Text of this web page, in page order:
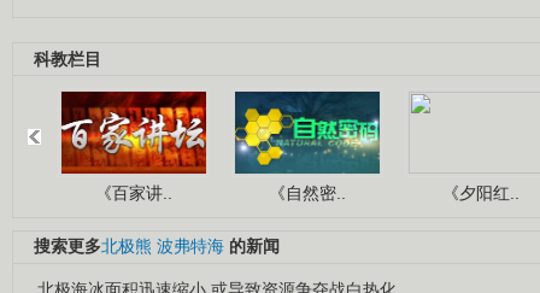
科教栏目
《百家讲.. 《自然密.. 《夕阳红..
搜索更多北极熊 波弗特海 的新闻